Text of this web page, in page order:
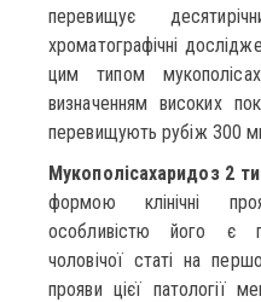
перевищує
хроматографічні
цим типом
визначенням високих
перевищують рубіж 300
Мукополісахаридоз 2
формою клінічні
особливістю його є
чоловічої статі на
прояви цієї патології